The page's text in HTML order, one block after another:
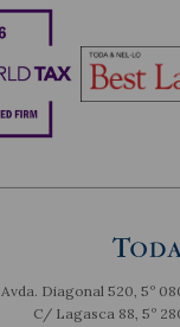
Avda. Diagonal 520, 5º
C/ Lagasca 88, 5º